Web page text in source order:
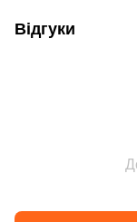
Відгуки